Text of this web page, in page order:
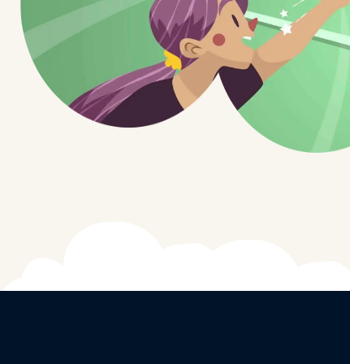
FELIPE ÁVILA
28/07/2023